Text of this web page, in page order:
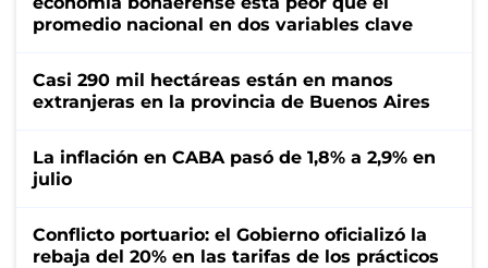
promedio nacional en dos variables clave
Casi 290 mil hectáreas están en manos
extranjeras en la provincia de Buenos Aires
La inflación en CABA pasó de 1,8% a 2,9% en
julio
Conflicto portuario: el Gobierno oficializó la
rebaja del 20% en las tarifas de los prácticos